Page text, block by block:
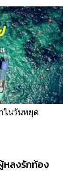
ในวันหยุด
หลงรักท้อง